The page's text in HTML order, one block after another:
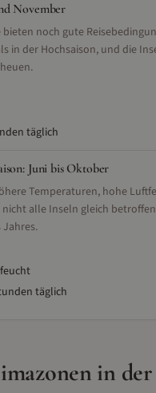
November
bieten noch gute
in der Hochsaison, und die
täglich
: Juni bis Oktober
Temperaturen, hohe
alle Inseln gleich
täglich
in